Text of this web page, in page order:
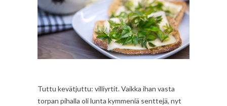
Tuttu kevätjuttu: villiyrtit. Vaikka ihan vasta
torpan pihalla oli lunta kymmeniä senttejä, nyt